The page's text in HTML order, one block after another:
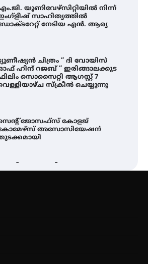
ചിത്രം ” ദി വോയിസ്
ഹിന്ദ് റജബ് ” ഇരിങ്ങാലക്കുട
സൊസൈറ്റി ആഗസ്റ്റ് 7
സ്‌ക്രീൻ ചെയ്യുന്നു
ജോസഫ്സ് കോളജ്
അസോസിയേഷന്
പണം തിരികെ
കേന്ദ്ര-കേരള
അടിയന്തരമായി
ഐ.ടി.യു. ബാങ്ക്
സംരക്ഷണ സമിതി